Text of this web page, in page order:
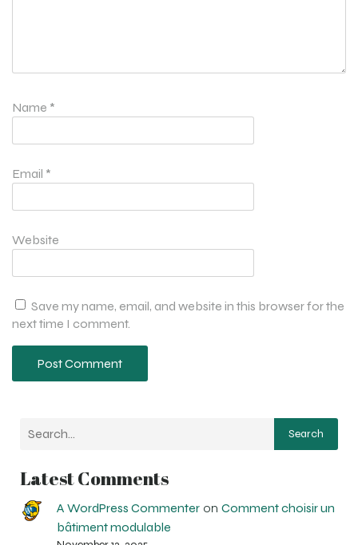
Name *
Email *
Website
Save my name, email, and website in this browser for the
next time I comment.
Search
Latest Comments
A WordPress Commenteron Comment choisir un
bâtiment modulable